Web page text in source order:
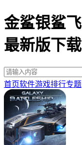
金鲨银鲨
最新版下载
首页软件游戏排行专题